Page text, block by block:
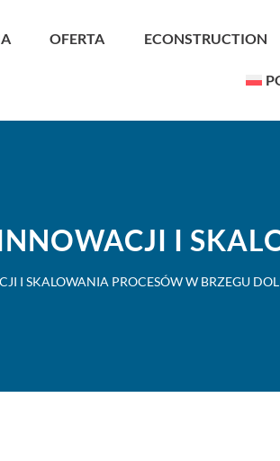
OFERTA ECONSTRUCTION
I
I SKALOWANIA PROCESÓW W BRZEGU